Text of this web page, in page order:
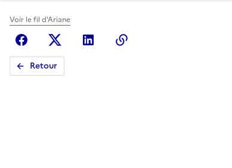
Voir le fil d'Ariane
FacebookX (anciennement Twitter)
Linkedin
Retour